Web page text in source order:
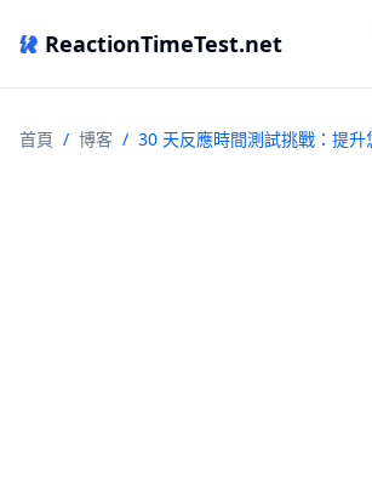
ReactionTimeTest.net
首頁 / 博客 / 30 天反應時間測試挑戰：提升